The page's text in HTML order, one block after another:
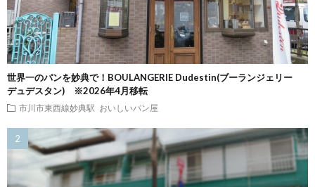
世界一のパンを妙典で！BOULANGERIE Dudestin(ブーランジェリー
デュデスタン) ※2026年4月移転
市川市東西線妙典駅 おいしいパン屋